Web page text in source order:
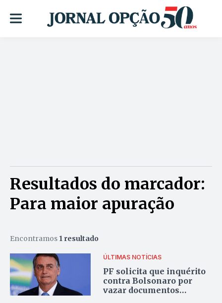
Resultados do marcador:
Para maior apuração
Encontramos 1 resultado
ÚLTIMAS NOTÍCIAS
PF solicita que inquérito
contra Bolsonaro por
vazar documentos